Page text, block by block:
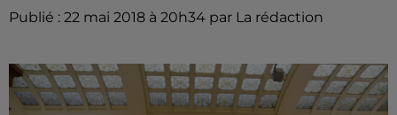
Publié : 22 mai 2018 à 20h34 par La rédaction